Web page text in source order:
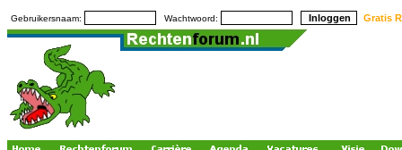
Gebruikersnaam: Wachtwoord: Gratis